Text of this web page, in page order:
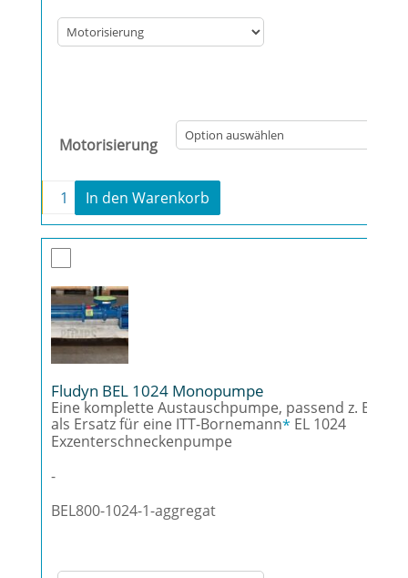
Motorisierung
Fludyn BEH 1024 Monopumpe Menge
+
In den Warenkorb
Fludyn BEL 1024 Monopumpe
Eine komplette Austauschpumpe, passend z. B.
als Ersatz für eine ITT-Bornemann* EL 1024
Exzenterschneckenpumpe
-
BEL800-1024-1-aggregat